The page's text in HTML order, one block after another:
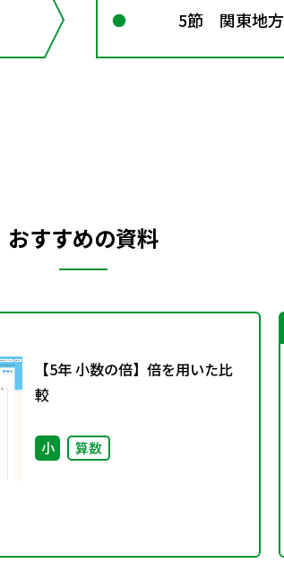
5節 関東地方
おすすめの資料
【5年 小数の倍】倍を用いた比
較
小 算数